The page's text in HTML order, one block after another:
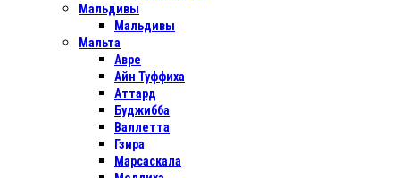
Мальдивы
Мальдивы
Мальта
Авре
Айн Туффиха
Аттард
Буджибба
Валлетта
Гзира
Марсаскала